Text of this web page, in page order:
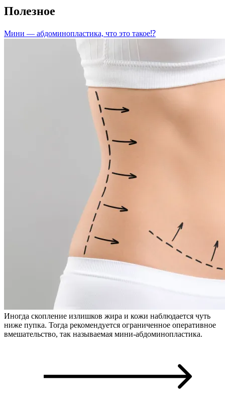
Полезное
Мини — абдоминопластика, что это такое⁉️
Иногда скопление излишков жира и кожи наблюдается чуть
ниже пупка. Тогда рекомендуется ограниченное оперативное
вмешательство, так называемая мини-абдоминопластика.